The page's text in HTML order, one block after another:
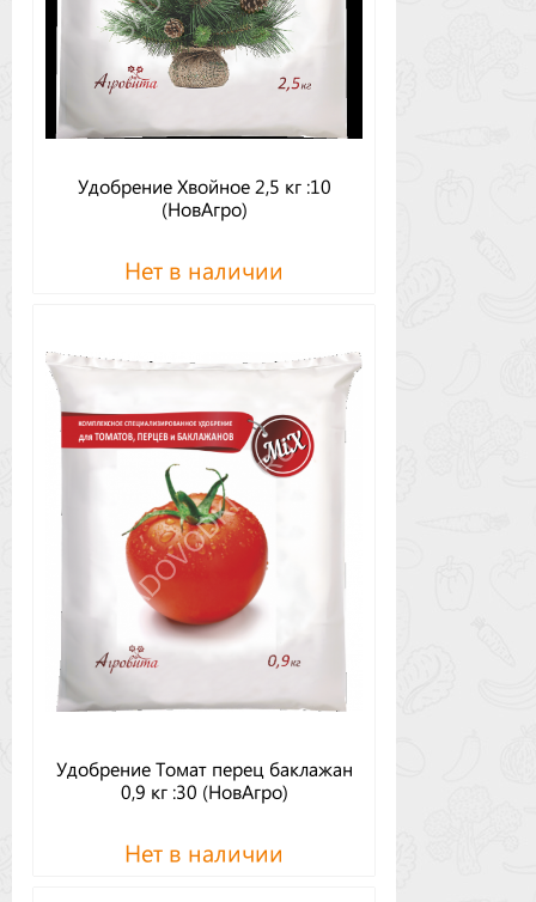
Удобрение Хвойное 2,5 кг :10
(НовАгро)
Нет в наличии
Удобрение Томат перец баклажан
0,9 кг :30 (НовАгро)
Нет в наличии